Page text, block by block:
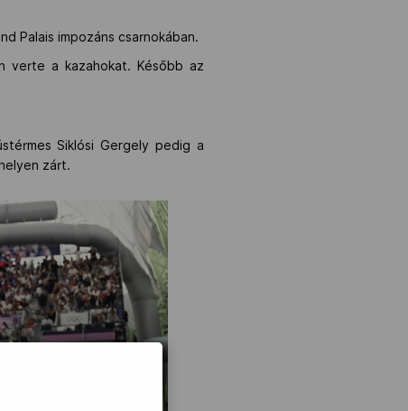
Palais impozáns csarnokában.
verte a kazahokat. Később az
Siklósi Gergely pedig a
zárt.